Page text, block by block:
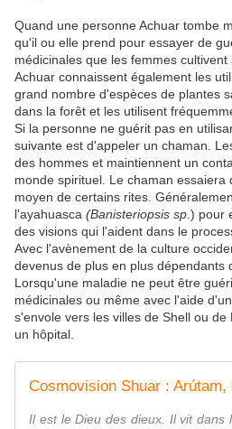
Quand une personne Achuar tombe
qu'il ou elle prend pour essayer de
médicinales que les femmes
Achuar connaissent également les
grand nombre d'espèces de plantes
dans la forêt et les utilisent
Si la personne ne guérit pas en
suivante est d'appeler un chaman.
des hommes et maintiennent un
monde spirituel. Le chaman essaiera
moyen de certains rites.
l'ayahuasca (Banisteriopsis sp .) pour
des visions qui l'aident dans le
Avec l'avènement de la culture
devenus de plus en plus dépendants
Lorsqu'une maladie ne peut être
médicinales ou même avec l'aide
s'envole vers les villes de Shell ou
un hôpital.
Il est le Dieu des dieux. Il vit dans